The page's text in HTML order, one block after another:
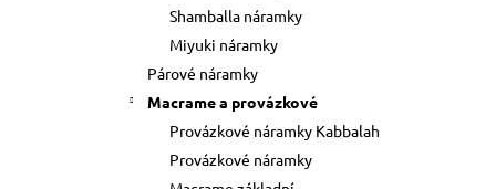
Shamballa náramky
Miyuki náramky
Párové náramky
Macrame a provázkové
Provázkové náramky Kabbalah
Provázkové náramky
KABBALAH ČERVENÝ NÁRAMEK